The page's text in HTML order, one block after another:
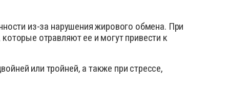
для усмирения животных
для лечения болезней ЖКТ
из-за нарушения жирового обмена. При
отравляют ее и могут привести к
или тройней, а также при стрессе,